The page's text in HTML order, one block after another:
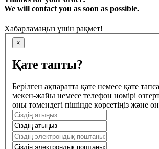
We will contact you as soon as possible.
Хабарламаңыз үшін рақмет!
×
Қате тапты?
Берілген ақпаратта қате немесе қате
мекен-жайы немесе телефон нөмірі
оны төмендегі пішінде көрсетіңіз және